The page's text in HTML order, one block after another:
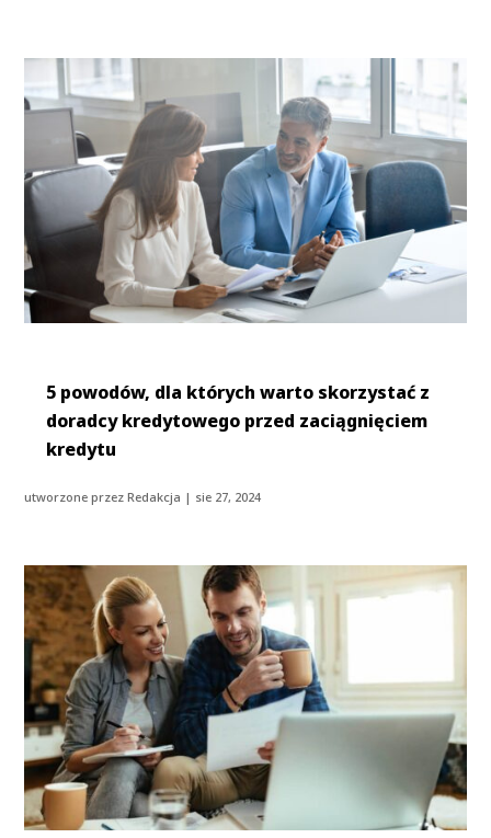
5 powodów, dla których warto skorzystać z
doradcy kredytowego przed zaciągnięciem
kredytu
utworzone przezRedakcja | sie 27, 2024